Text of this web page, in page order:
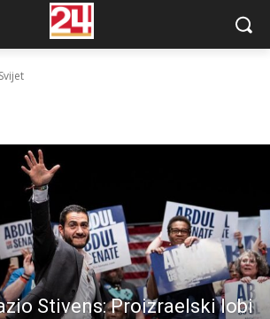
Svijet
Stivens: Proizraelski lobi